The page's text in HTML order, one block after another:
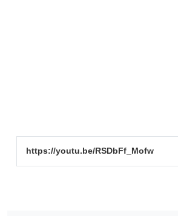
https://youtu.be/RSDbFf_Mofw